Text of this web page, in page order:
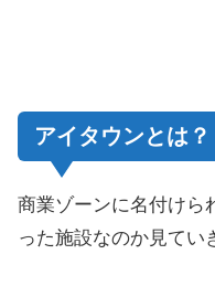
アイタウンとは？
商業ゾーンに名付けら
った施設なのか見てい